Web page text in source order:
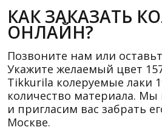
КАК ЗАКАЗАТЬ
ОНЛАЙН?
Позвоните нам или
Укажите желаемый цвет
Tikkurila колеруемые лаки
количество материала. Мы
и пригласим вас забрать
Москве.